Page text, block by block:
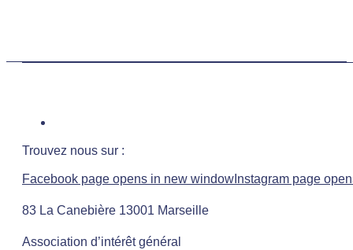
Trouvez nous sur :
Facebook page opens in new window Instagram page
83 La Canebière 13001 Marseille
Association d’intérêt général